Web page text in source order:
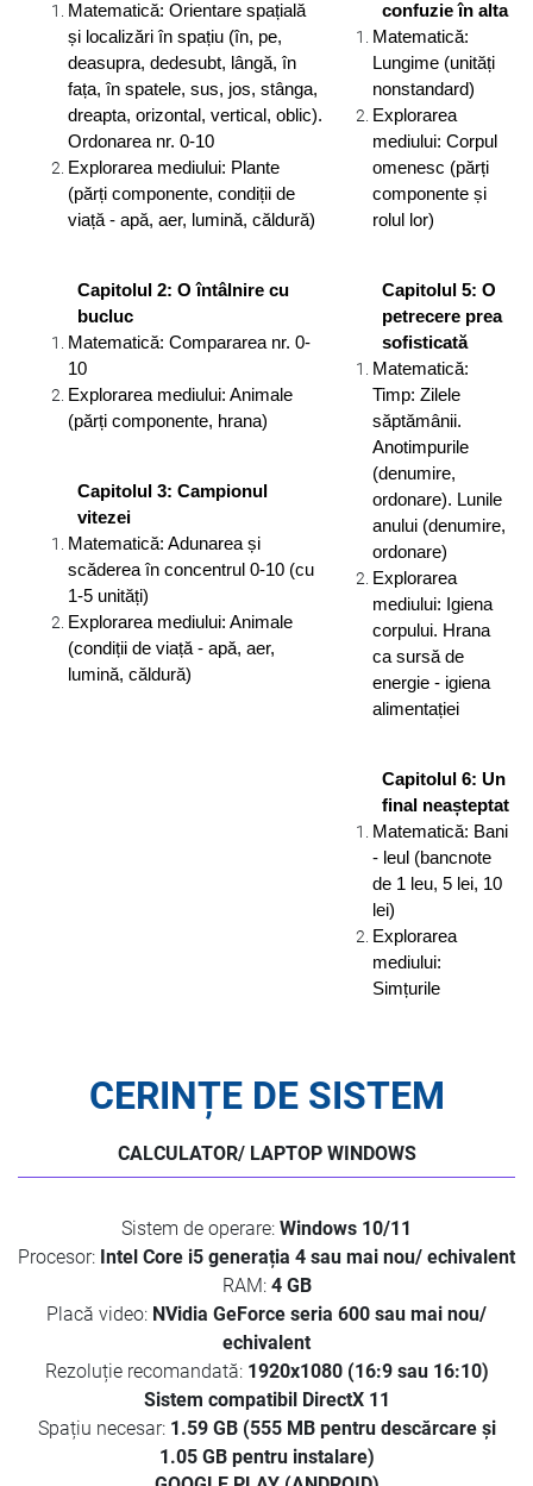
Matematică: Orientare spațială
și localizări în spațiu (în, pe,
deasupra, dedesubt, lângă, în
fața, în spatele, sus, jos, stânga,
dreapta, orizontal, vertical, oblic).
Ordonarea nr. 0-10
Explorarea mediului: Plante
(părți componente, condiții de
viață - apă, aer, lumină, căldură)
Capitolul 2: O întâlnire cu
bucluc
Matematică: Compararea nr. 0-
10
Explorarea mediului: Animale
(părți componente, hrana)
Capitolul 3: Campionul
vitezei
Matematică: Adunarea și
scăderea în concentrul 0-10 (cu
1-5 unități)
Explorarea mediului: Animale
(condiții de viață - apă, aer,
lumină, căldură)
confuzie în alta
Matematică:
Lungime (unități
nonstandard)
Explorarea
mediului: Corpul
omenesc (părți
componente și
rolul lor)
Capitolul 5: O
petrecere prea
sofisticată
Matematică:
Timp: Zilele
săptămânii.
Anotimpurile
(denumire,
ordonare). Lunile
anului (denumire,
ordonare)
Explorarea
mediului: Igiena
corpului. Hrana
ca sursă de
energie - igiena
alimentației
Capitolul 6: Un
final neașteptat
Matematică: Bani
- leul (bancnote
de 1 leu, 5 lei, 10
lei)
Explorarea
mediului:
Simțurile
CERINȚE DE SISTEM
CALCULATOR/ LAPTOP WINDOWS
Sistem de operare: Windows 10/11
Procesor: Intel Core i5 generația 4 sau mai nou/ echivalent
RAM: 4 GB
Placă video: NVidia GeForce seria 600 sau mai nou/
echivalent
Rezoluție recomandată: 1920x1080 (16:9 sau 16:10)
Sistem compatibil DirectX 11
Spațiu necesar: 1.59 GB (555 MB pentru descărcare și
1.05 GB pentru instalare)